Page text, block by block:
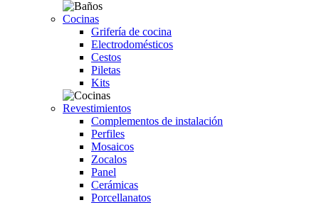
Cocinas
Grifería de cocina
Electrodomésticos
Cestos
Piletas
Kits
Revestimientos
Complementos de instalación
Perfiles
Mosaicos
Zocalos
Panel
Cerámicas
Porcellanatos